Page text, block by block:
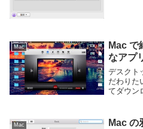
Mac
Mac で
なアプ
デスクト
だわりた
てダウン
倒くさ
にあっ
ば手間が
Mac Mac の